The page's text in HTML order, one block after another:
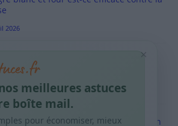
2026
pigmentaires : routine simple +
qui aident
ménagers : comment économiser en
×
meilleures astuces
boîte mail.
pour économiser, mieux